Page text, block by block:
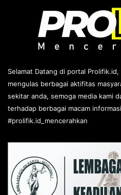
Selamat Datang di portal
mengulas berbagai aktifitas
sekitar anda, semoga media kami
terhadap berbagai macam
#prolifik.id_mencerahkan